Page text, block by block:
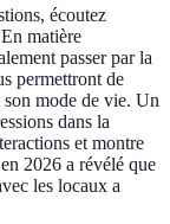
écoutez
matière
passer par la
permettront de
mode de vie. Un
dans la
et montre
2026 a révélé que
les locaux a